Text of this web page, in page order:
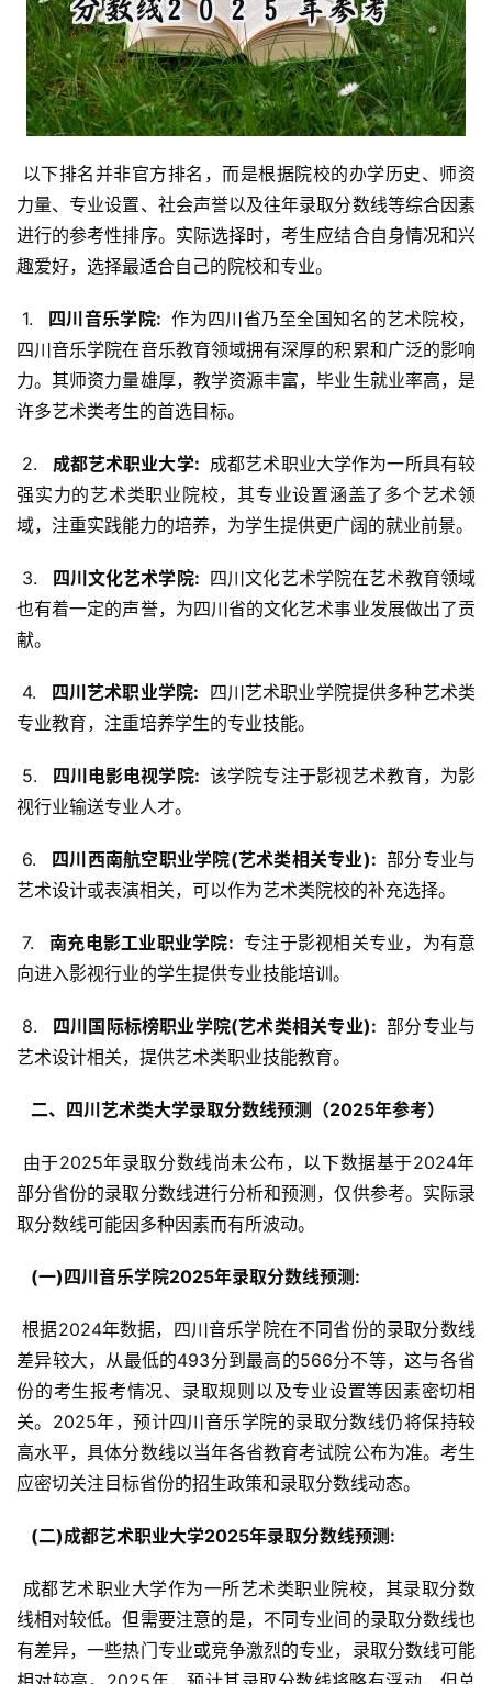
力量、专业设置、社会声誉以及往年录取分数线等综合因素
进行的参考性排序。实际选择时，考生应结合自身情况和兴
趣爱好，选择最适合自己的院校和专业。
1.
  四川音乐学院:
作为四川省乃至全国知名的艺术院校，
四川音乐学院在音乐教育领域拥有深厚的积累和广泛的影响
力。其师资力量雄厚，教学资源丰富，毕业生就业率高，是
许多艺术类考生的首选目标。
2.
  成都艺术职业大学:
成都艺术职业大学作为一所具有较
强实力的艺术类职业院校，其专业设置涵盖了多个艺术领
域，注重实践能力的培养，为学生提供更广阔的就业前景。
3.
  四川文化艺术学院:
四川文化艺术学院在艺术教育领域
也有着一定的声誉，为四川省的文化艺术事业发展做出了贡
献。
4.
  四川艺术职业学院:
四川艺术职业学院提供多种艺术类
专业教育，注重培养学生的专业技能。
5.
  四川电影电视学院:
该学院专注于影视艺术教育，为影
视行业输送专业人才。
6.
  四川西南航空职业学院(艺术类相关专业):
部分专业与
艺术设计或表演相关，可以作为艺术类院校的补充选择。
7.
  南充电影工业职业学院:
专注于影视相关专业，为有意
向进入影视行业的学生提供专业技能培训。
8.
  四川国际标榜职业学院(艺术类相关专业):
部分专业与
艺术设计相关，提供艺术类职业技能教育。
  二、四川艺术类大学录取分数线预测（2025年参考）
部分省份的录取分数线进行分析和预测，仅供参考。实际录
取分数线可能因多种因素而有所波动。
  (一)四川音乐学院2025年录取分数线预测:
根据2024年数据，四川音乐学院在不同省份的录取分数线
差异较大，从最低的493分到最高的566分不等，这与各省
份的考生报考情况、录取规则以及专业设置等因素密切相
关。2025年，预计四川音乐学院的录取分数线仍将保持较
高水平，具体分数线以当年各省教育考试院公布为准。考生
应密切关注目标省份的招生政策和录取分数线动态。
  (二)成都艺术职业大学2025年录取分数线预测:
线相对较低。但需要注意的是，不同专业间的录取分数线也
有差异，一些热门专业或竞争激烈的专业，录取分数线可能